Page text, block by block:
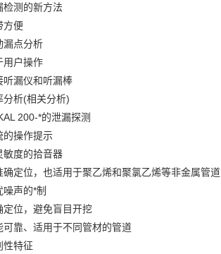
检测的新方法
方便
漏点分析
用户操作
听漏仪和听漏棒
分析(相关分析)
200-*的泄漏探测
的操作提示
敏度的拾音器
确定位，也适用于聚乙烯和聚氯乙烯等非金属管道
噪声的*制
定位，避免盲目开挖
可靠、适用于不同管材的管道
性特征